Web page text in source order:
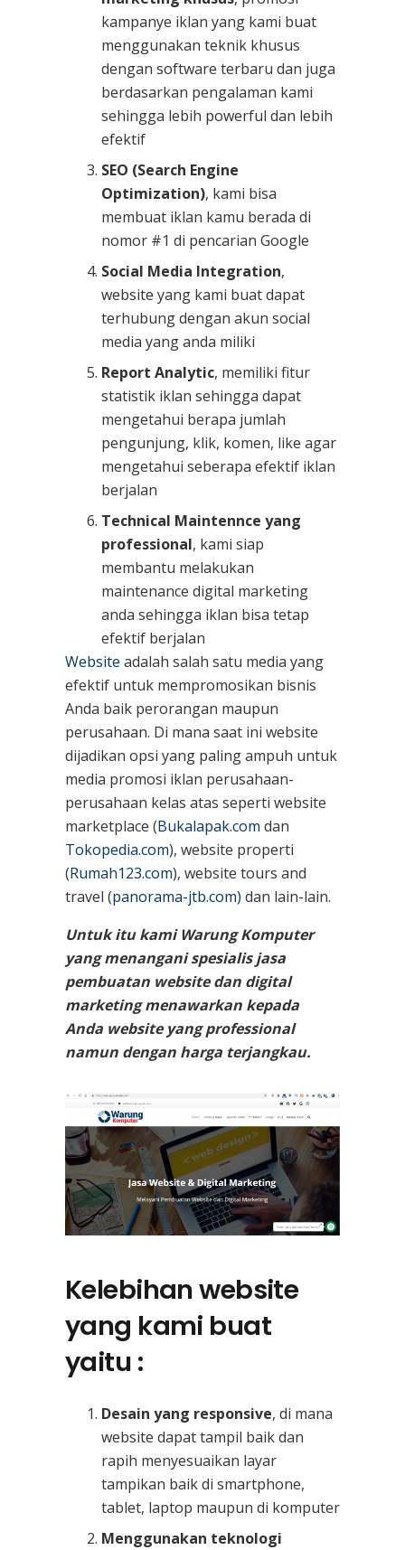
kampanye iklan yang kami buat
menggunakan teknik khusus
dengan software terbaru dan juga
berdasarkan pengalaman kami
sehingga lebih powerful dan lebih
efektif
SEO (Search Engine
Optimization), kami bisa
membuat iklan kamu berada di
nomor #1 di pencarian Google
Social Media Integration,
website yang kami buat dapat
terhubung dengan akun social
media yang anda miliki
Report Analytic, memiliki fitur
statistik iklan sehingga dapat
mengetahui berapa jumlah
pengunjung, klik, komen, like agar
mengetahui seberapa efektif iklan
berjalan
Technical Maintennce yang
professional, kami siap
membantu melakukan
maintenance digital marketing
anda sehingga iklan bisa tetap
efektif berjalan
Website adalah salah satu media yang
efektif untuk mempromosikan bisnis
Anda baik perorangan maupun
perusahaan. Di mana saat ini website
dijadikan opsi yang paling ampuh untuk
media promosi iklan perusahaan-
perusahaan kelas atas seperti website
marketplace (Bukalapak.com dan
Tokopedia.com), website properti
(Rumah123.com), website tours and
travel (panorama-jtb.com) dan lain-lain.
Untuk itu kami Warung Komputer
yang menangani spesialis jasa
pembuatan website dan digital
marketing menawarkan kepada
Anda website yang professional
namun dengan harga terjangkau.
Kelebihan website
yang kami buat
yaitu :
Desain yang responsive, di mana
website dapat tampil baik dan
rapih menyesuaikan layar
tampikan baik di smartphone,
tablet, laptop maupun di komputer
Menggunakan teknologi